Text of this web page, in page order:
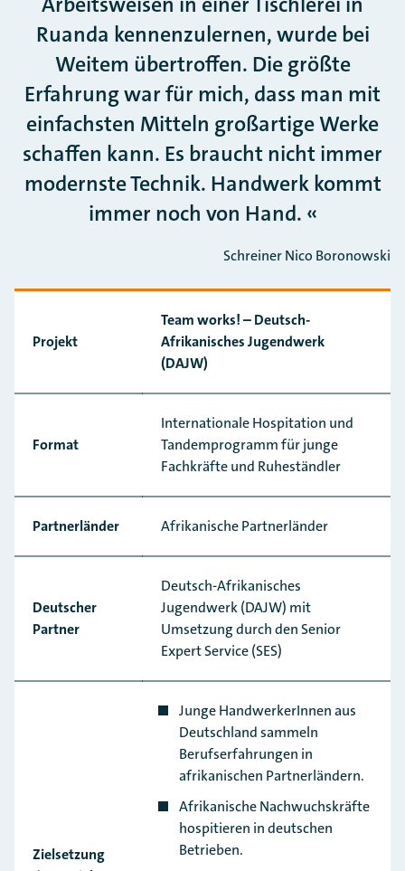
Ruanda kennenzulernen, wurde bei
Weitem übertroffen. Die größte
Erfahrung war für mich, dass man mit
einfachsten Mitteln großartige Werke
schaffen kann. Es braucht nicht immer
modernste Technik. Handwerk kommt
immer noch von Hand.
Schreiner Nico Boronowski
Projekt
Team works! – Deutsch-
Afrikanisches Jugendwerk
(DAJW)
Format
Internationale Hospitation und
Tandemprogramm für junge
Fachkräfte und Ruheständler
Partnerländer Afrikanische Partnerländer
Deutscher
Partner
Deutsch-Afrikanisches
Jugendwerk (DAJW) mit
Umsetzung durch den Senior
Expert Service (SES)
Zielsetzung
Junge HandwerkerInnen aus
Deutschland sammeln
Berufserfahrungen in
afrikanischen Partnerländern.
Afrikanische Nachwuchskräfte
hospitieren in deutschen
Betrieben.